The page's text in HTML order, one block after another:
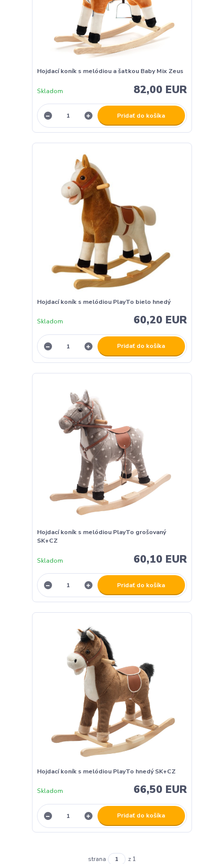
Hojdací koník s melódiou a šatkou Baby Mix Zeus
82,00 EUR
Skladom
Pridať do košíka
Hojdací koník s melódiou PlayTo bielo hnedý
60,20 EUR
Skladom
Pridať do košíka
Hojdací koník s melódiou PlayTo grošovaný
SK+CZ
60,10 EUR
Skladom
Pridať do košíka
Hojdací koník s melódiou PlayTo hnedý SK+CZ
66,50 EUR
Skladom
Pridať do košíka
strana z 1